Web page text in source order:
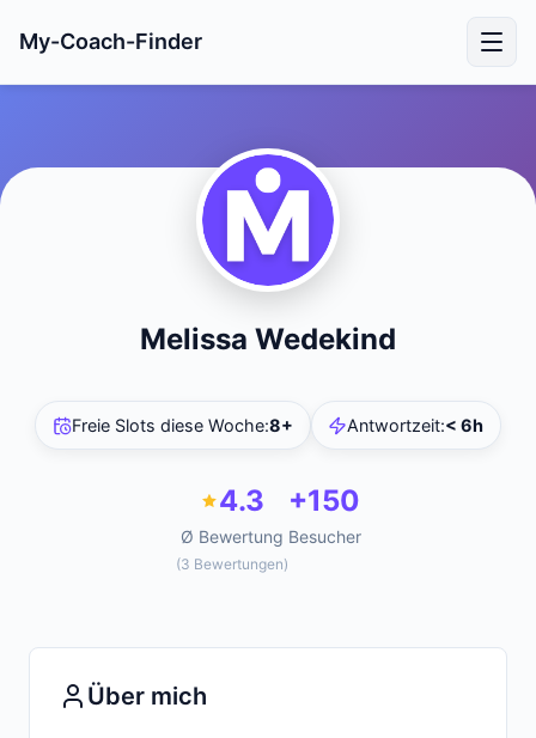
My-Coach-Finder
Melissa Wedekind
Freie Slots diese Woche:8+ Antwortzeit:< 6h
4.3
Ø Bewertung
(3 Bewertungen)
+150
Besucher
Über mich